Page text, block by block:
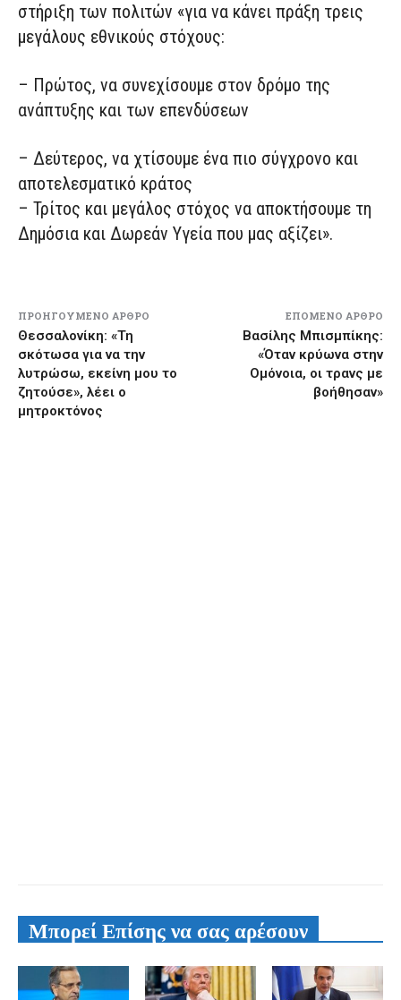
στήριξη των πολιτών «για να κάνει πράξη τρεις
μεγάλους εθνικούς στόχους:
– Πρώτος, να συνεχίσουμε στον δρόμο της
ανάπτυξης και των επενδύσεων
– Δεύτερος, να χτίσουμε ένα πιο σύγχρονο και
αποτελεσματικό κράτος
– Τρίτος και μεγάλος στόχος να αποκτήσουμε τη
Δημόσια και Δωρεάν Υγεία που μας αξίζει».
ΠΡΟΗΓΟΎΜΕΝΟ ΆΡΘΡΟ
Θεσσαλονίκη: «Τη
σκότωσα για να την
λυτρώσω, εκείνη μου το
ζητούσε», λέει ο
μητροκτόνος
ΕΠΌΜΕΝΟ ΆΡΘΡΟ
Βασίλης Μπισμπίκης:
«Όταν κρύωνα στην
Ομόνοια, οι τρανς με
βοήθησαν»
Μπορεί Επίσης να σας αρέσουν